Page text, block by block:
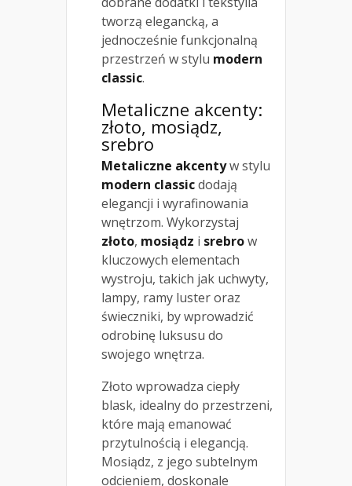
tworzą elegancką, a
jednocześnie funkcjonalną
przestrzeń w stylu modern
classic.
Metaliczne akcenty:
złoto, mosiądz,
srebro
Metaliczne akcentyw stylu
modern classicdodają
elegancji i wyrafinowania
wnętrzom. Wykorzystaj
złoto, mosiądz i srebrow
kluczowych elementach
wystroju, takich jak uchwyty,
lampy, ramy luster oraz
świeczniki, by wprowadzić
odrobinę luksusu do
swojego wnętrza.
Złoto wprowadza ciepły
blask, idealny do przestrzeni,
które mają emanować
przytulnością i elegancją.
Mosiądz, z jego subtelnym
odcieniem, doskonale